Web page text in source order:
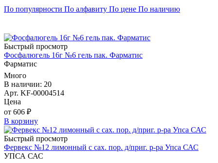
По популярности По алфавиту По цене По наличию
Быстрый просмотр
Фосфалюгель 16г №6 гель пак. Фарматис
Фарматис
Много
В наличии: 20
Арт. KF-00004514
Цена
от 606 ₽
В корзину
Быстрый просмотр
Фервекс №12 лимонный с сах. пор. д/приг. р-ра Упса САС
УПСА САС